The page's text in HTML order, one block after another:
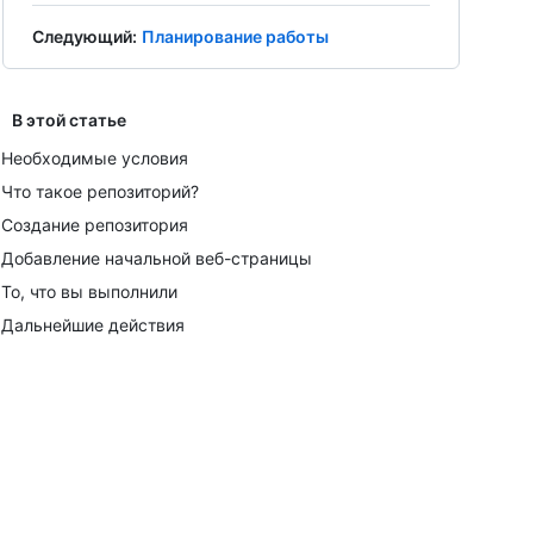
Следующий: Планирование работы
В этой статье
Необходимые условия
Что такое репозиторий?
Создание репозитория
Добавление начальной веб-страницы
То, что вы выполнили
Дальнейшие действия